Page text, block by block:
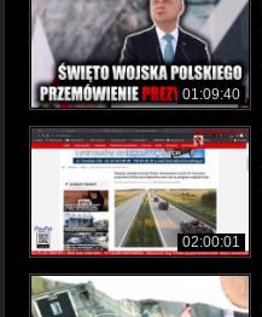
01:09:40
02:00:01